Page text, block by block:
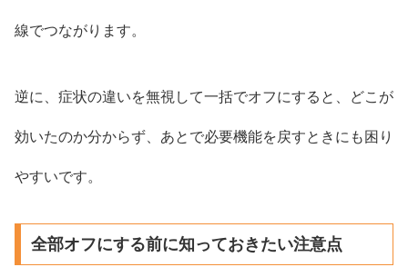
線でつながります。
逆に、症状の違いを無視して一括でオフにすると、どこが
効いたのか分からず、あとで必要機能を戻すときにも困り
やすいです。
全部オフにする前に知っておきたい注意点